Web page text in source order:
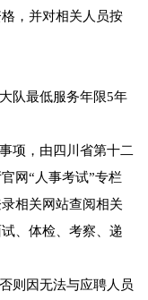
，并对相关人员按
队最低服务年限5年
项，由四川省第十二
网“人事考试”专栏
相关网站查阅相关
、体检、考察、递
则因无法与应聘人员